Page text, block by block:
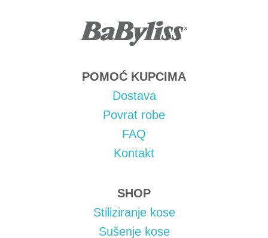
POMOĆ KUPCIMA
Dostava
Povrat robe
FAQ
Kontakt
SHOP
Stiliziranje kose
Sušenje kose